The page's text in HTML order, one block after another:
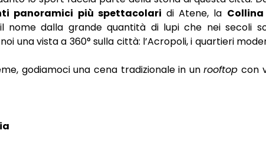
panoramici più spettacolari di Atene, la Collina
nome dalla grande quantità di lupi che nei secoli
una vista a 360° sulla città: l’Acropoli, i quartieri
godiamoci una cena tradizionale in unrooftop con